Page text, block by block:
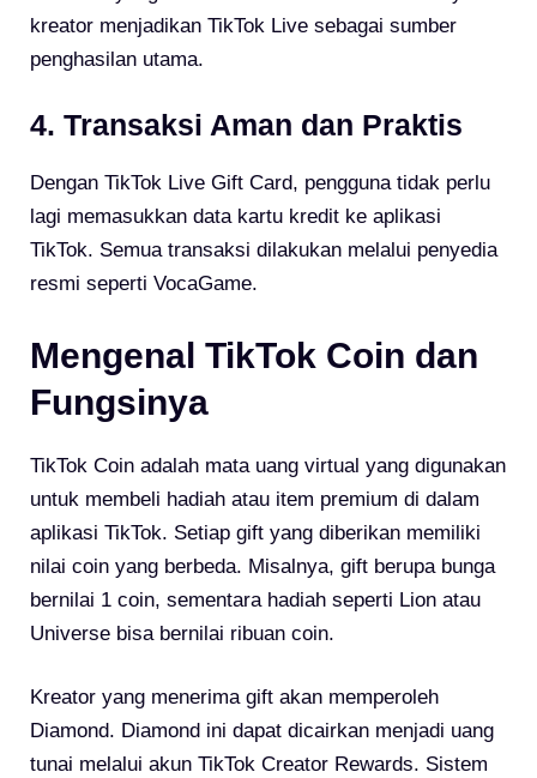
kreator menjadikan TikTok Live sebagai sumber
penghasilan utama.
4. Transaksi Aman dan Praktis
Dengan TikTok Live Gift Card, pengguna tidak perlu
lagi memasukkan data kartu kredit ke aplikasi
TikTok. Semua transaksi dilakukan melalui penyedia
resmi seperti VocaGame.
Mengenal TikTok Coin dan
Fungsinya
TikTok Coin adalah mata uang virtual yang digunakan
untuk membeli hadiah atau item premium di dalam
aplikasi TikTok. Setiap gift yang diberikan memiliki
nilai coin yang berbeda. Misalnya, gift berupa bunga
bernilai 1 coin, sementara hadiah seperti Lion atau
Universe bisa bernilai ribuan coin.
Kreator yang menerima gift akan memperoleh
Diamond. Diamond ini dapat dicairkan menjadi uang
tunai melalui akun TikTok Creator Rewards. Sistem